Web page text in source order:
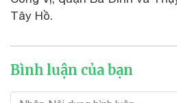
Tây Hồ.
Bình luận của bạn